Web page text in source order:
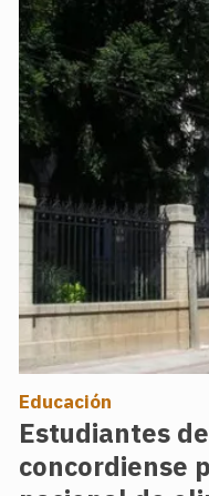
Estudiantes
concordiense
Educación